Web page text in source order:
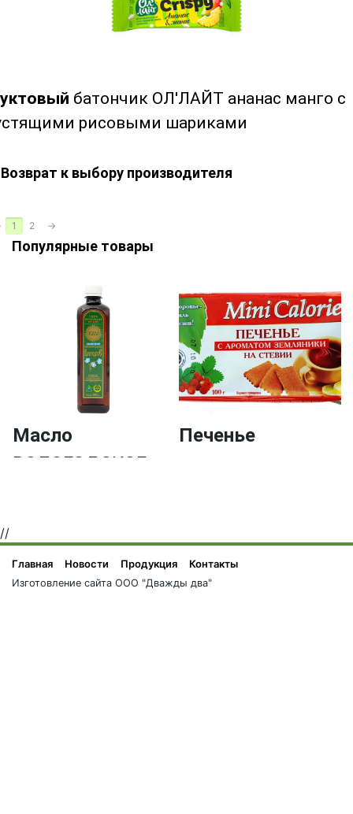
батончик ОЛ'ЛАЙТ ананас манго с
рисовыми шариками
Возврат к выбору производителя
1 2 →
Популярные товары
Масло
ВОЛОГОДСКОЕ
Печенье
стевии
//
Главная Новости Продукция Контакты
Изготовление сайта ООО "Дважды два"